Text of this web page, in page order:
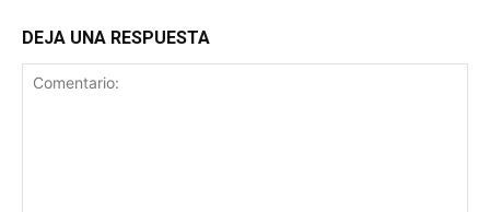
DEJA UNA RESPUESTA